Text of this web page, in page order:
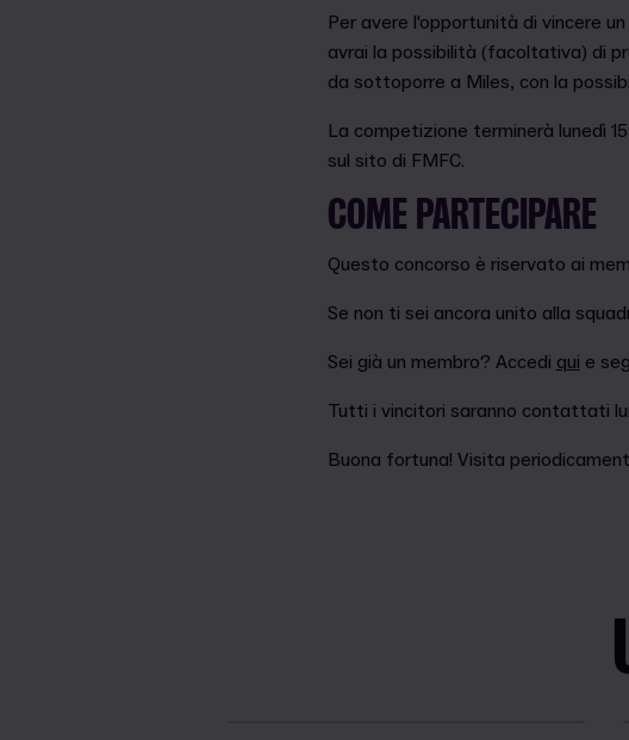
Per avere l'opportunità di vincere
avrai la possibilità (facoltativa) di
da sottoporre a Miles, con la
La competizione terminerà lunedì
sul sito di FMFC.
COME PARTECIPARE
Questo concorso è riservato ai
Se non ti sei ancora unito alla
Sei già un membro? Accedi qui e
Tutti i vincitori saranno contattati
Buona fortuna! Visita